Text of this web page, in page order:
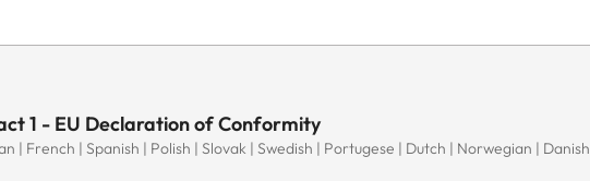
1 - EU Declaration of Conformity
| French | Spanish | Polish | Slovak | Swedish | Portugese | Dutch | Norwegian | Danish